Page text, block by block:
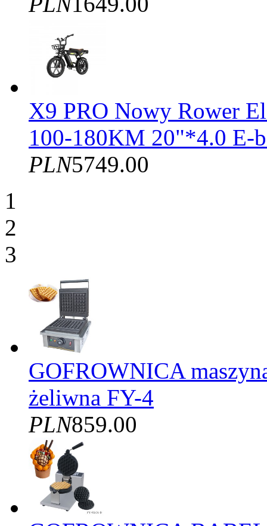
X9 PRO Nowy Rower
100-180KM 20"*4.0 E-
PLN5749.00
1
2
3
GOFROWNICA
żeliwna FY-4
PLN859.00